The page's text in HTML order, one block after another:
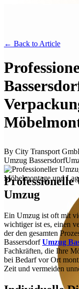
← Back to Article
By City Transport
Umzug Bassersdorf
Umzug
Ein Umzug ist oft mit
wichtiger ist es, einen
der den gesamten
BassersdorfUmzug
Fachkräften, die Ihre
bei Bedarf vor Ort
Zeit und vermeiden